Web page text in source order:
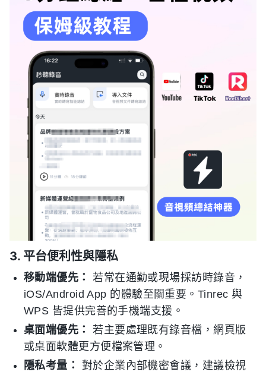
3. 平台便利性與隱私
移動端優先：
若常在通勤或現場採訪時錄音，
iOS/Android App 的體驗至關重要。Tinrec 與
WPS 皆提供完善的手機端支援。
桌面端優先：
若主要處理既有錄音檔，網頁版
或桌面軟體更方便檔案管理。
隱私考量：
對於企業內部機密會議，建議檢視